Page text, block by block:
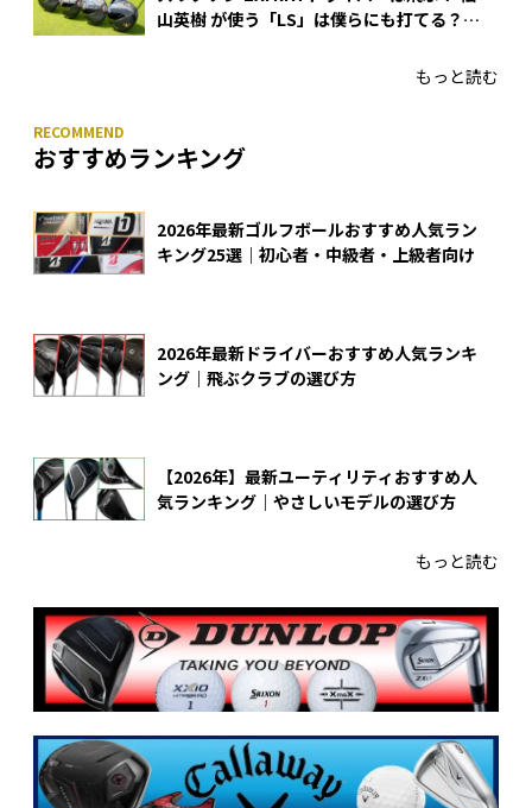
山英樹 が使う「LS」は僕らにも打てる？
もっと読む
おすすめランキング
2026年最新ゴルフボールおすすめ人気ラン
キング25選｜初心者・中級者・上級者向け
2026年最新ドライバーおすすめ人気ランキ
ング｜飛ぶクラブの選び方
【2026年】最新ユーティリティおすすめ人
気ランキング｜やさしいモデルの選び方
もっと読む